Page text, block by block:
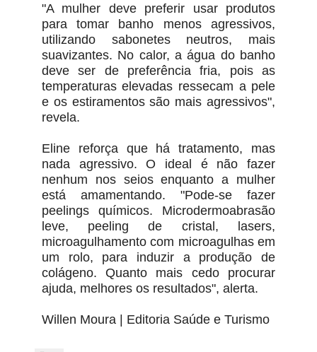
"A mulher deve preferir usar produtos
para tomar banho menos agressivos,
utilizando sabonetes neutros, mais
suavizantes. No calor, a água do banho
deve ser de preferência fria, pois as
temperaturas elevadas ressecam a pele
e os estiramentos são mais agressivos",
revela.
Eline reforça que há tratamento, mas
nada agressivo. O ideal é não fazer
nenhum nos seios enquanto a mulher
está amamentando. "Pode-se fazer
peelings químicos. Microdermoabrasão
leve, peeling de cristal, lasers,
microagulhamento com microagulhas em
um rolo, para induzir a produção de
colágeno. Quanto mais cedo procurar
ajuda, melhores os resultados", alerta.
Willen Moura | Editoria Saúde e Turismo